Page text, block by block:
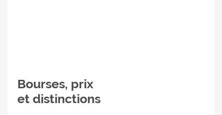
Bourses, prix
et distinctions